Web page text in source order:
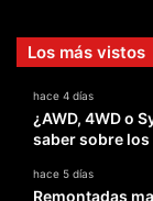
Los más vistos
hace 4 días
¿AWD, 4WD o
saber sobre
hace 5 días
Remontadas